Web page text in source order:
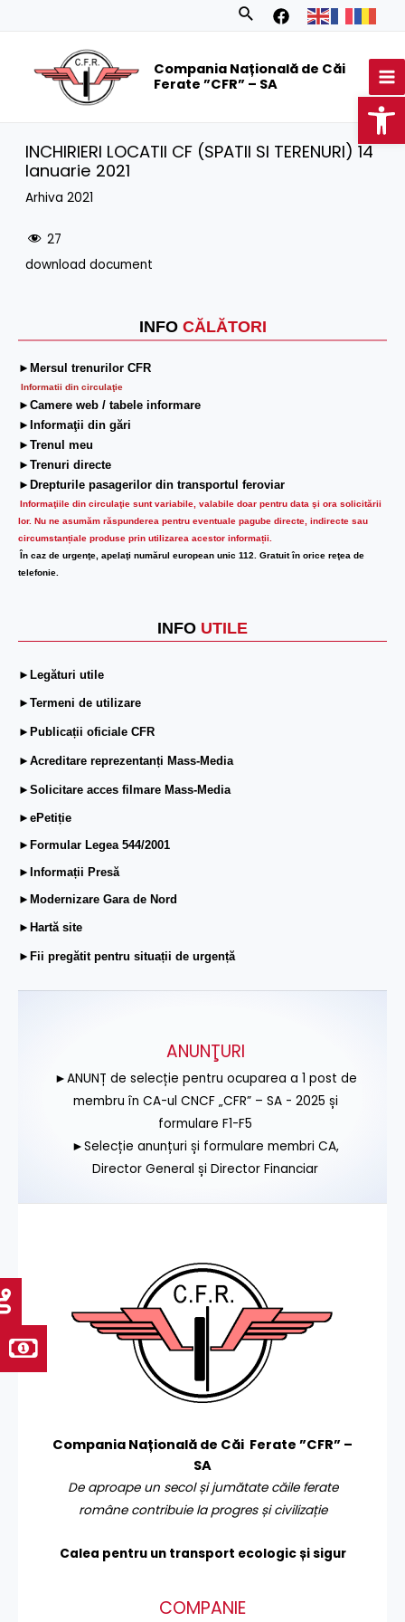
Search
Compania Națională de Căi
Ferate ”CFR” – SA
INFO CĂLĂTORI
►Mersul trenurilor CFR
Informatii din circulaţie
►Camere web / tabele informare
►Informaţii din gări
►Trenul meu
►Trenuri directe
►Drepturile pasagerilor din transportul feroviar
Informaţiile din circulaţie sunt variabile, valabile doar pentru data şi ora solicitării
lor. Nu ne asumăm răspunderea pentru eventuale pagube directe, indirecte sau
circumstanțiale produse prin utilizarea acestor informații.
În caz de urgenţe, apelaţi numărul european unic 112. Gratuit în orice reţea de
telefonie.
INFO UTILE
►Legături utile
►Termeni de utilizare
►Publicații oficiale CFR
►Acreditare reprezentanți Mass-Media
►Solicitare acces filmare Mass-Media
►ePetiție
►Formular Legea 544/2001
►Informații Presă
►Modernizare Gara de Nord
►Hartă site
►Fii pregătit pentru situații de urgență
INCHIRIERI LOCATII CF (SPATII SI TERENURI) 14
Ianuarie 2021
Arhiva 2021
27
download document
ANUNŢURI
►ANUNȚ de selecție pentru ocuparea a 1 post de
membru în CA-ul CNCF „CFR” – SA - 2025 și
formulare F1-F5
►Selecție anunțuri și formulare membri CA,
Director General și Director Financiar
Compania Națională de Căi Ferate ”CFR” –
SA
De aproape un secol și jumătate căile ferate
române contribuie la progres și civilizație
Calea pentru un transport ecologic și sigur
COMPANIE